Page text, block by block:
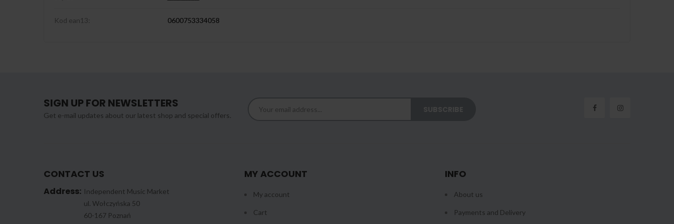
Kod ean13: 0600753334058
SIGN UP FOR NEWSLETTERS
Get e-mail updates about our latest shop and special offers.
CONTACT US
Address: Independent Music Market
ul. Wołczyńska 50
60-167 Poznań
MY ACCOUNT
My account
Cart
INFO
About us
Payments and Delivery